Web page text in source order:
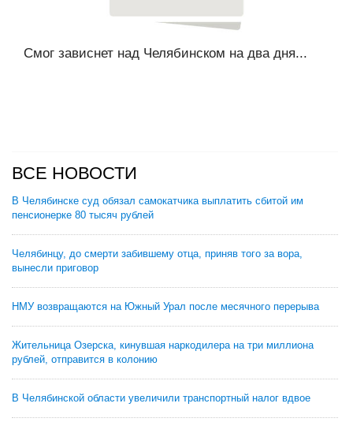
Смог зависнет над Челябинском на два дня...
ВСЕ НОВОСТИ
В Челябинске суд обязал самокатчика выплатить сбитой им
пенсионерке 80 тысяч рублей
Челябинцу, до смерти забившему отца, приняв того за вора,
вынесли приговор
НМУ возвращаются на Южный Урал после месячного перерыва
Жительница Озерска, кинувшая наркодилера на три миллиона
рублей, отправится в колонию
В Челябинской области увеличили транспортный налог вдвое